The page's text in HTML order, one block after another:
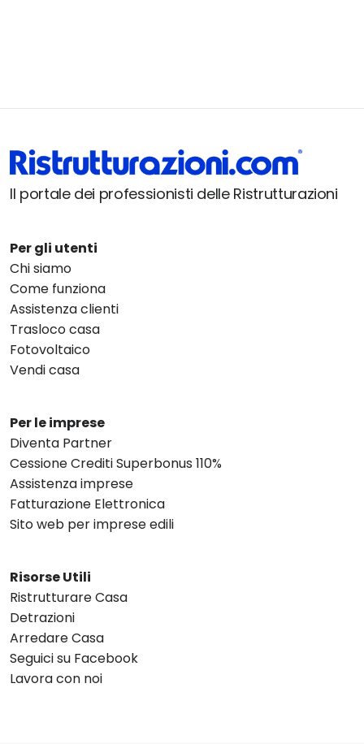
Il portale dei professionisti delle Ristrutturazioni
Per gli utenti
Chi siamo
Come funziona
Assistenza clienti
Trasloco casa
Fotovoltaico
Vendi casa
Per le imprese
Diventa Partner
Cessione Crediti Superbonus 110%
Assistenza imprese
Fatturazione Elettronica
Sito web per imprese edili
Risorse Utili
Ristrutturare Casa
Detrazioni
Arredare Casa
Seguici su Facebook
Lavora con noi